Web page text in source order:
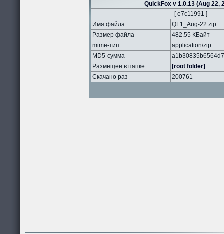
QuickFox v 1.0.13 (Aug 22,
[ e7c11991 ]
Имя файла
QF1_Aug-22.zip
Размер файла
482.55 КБайт
mime-тип
application/zip
MD5-сумма
Размещен в папке
[root folder]
Скачано раз
200761